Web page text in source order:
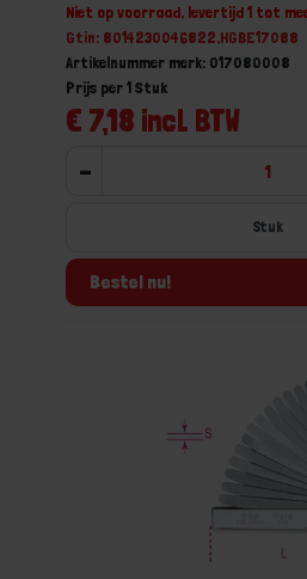
Niet op voorraad, levertijd 1 tot
Gtin: 8014230046822,HGBE17088
Artikelnummer merk: 017080008
€ 7,18 incl. BTW
Prijs per 1 Stuk
-
Stuk
Bestel nu!